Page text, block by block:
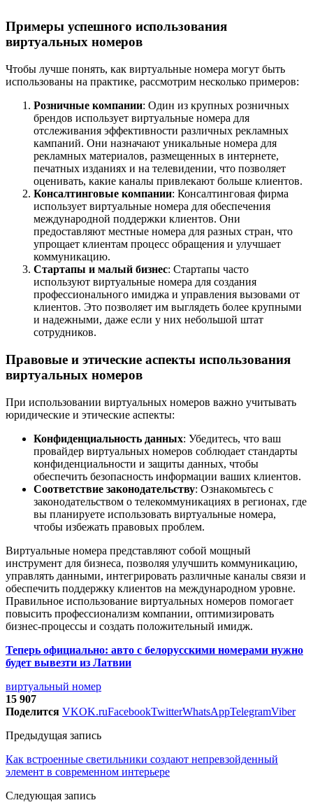
Примеры успешного использования
виртуальных номеров
Чтобы лучше понять, как виртуальные номера могут быть
использованы на практике, рассмотрим несколько примеров:
Розничные компании: Один из крупных розничных
брендов использует виртуальные номера для
отслеживания эффективности различных рекламных
кампаний. Они назначают уникальные номера для
рекламных материалов, размещенных в интернете,
печатных изданиях и на телевидении, что позволяет
оценивать, какие каналы привлекают больше клиентов.
Консалтинговые компании: Консалтинговая фирма
использует виртуальные номера для обеспечения
международной поддержки клиентов. Они
предоставляют местные номера для разных стран, что
упрощает клиентам процесс обращения и улучшает
коммуникацию.
Стартапы и малый бизнес: Стартапы часто
используют виртуальные номера для создания
профессионального имиджа и управления вызовами от
клиентов. Это позволяет им выглядеть более крупными
и надежными, даже если у них небольшой штат
сотрудников.
Правовые и этические аспекты использования
виртуальных номеров
При использовании виртуальных номеров важно учитывать
юридические и этические аспекты:
Конфиденциальность данных: Убедитесь, что ваш
провайдер виртуальных номеров соблюдает стандарты
конфиденциальности и защиты данных, чтобы
обеспечить безопасность информации ваших клиентов.
Соответствие законодательству: Ознакомьтесь с
законодательством о телекоммуникациях в регионах, где
вы планируете использовать виртуальные номера,
чтобы избежать правовых проблем.
Виртуальные номера представляют собой мощный
инструмент для бизнеса, позволяя улучшить коммуникацию,
управлять данными, интегрировать различные каналы связи и
обеспечить поддержку клиентов на международном уровне.
Правильное использование виртуальных номеров помогает
повысить профессионализм компании, оптимизировать
бизнес-процессы и создать положительный имидж.
Теперь официально: авто с белорусскими номерами нужно
будет вывезти из Латвии
виртуальный номер
15 907
Поделится VKOK.ruFacebookTwitterWhatsAppTelegramViber
Предыдущая запись
Как встроенные светильники создают непревзойденный
элемент в современном интерьере
Следующая запись